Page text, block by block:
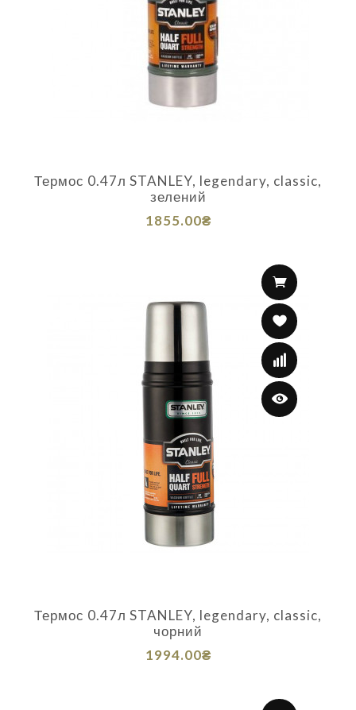
Термос 0.47л STANLEY, legendary, classic,
зелений
1855.00₴
Термос 0.47л STANLEY, legendary, classic,
чорний
1994.00₴